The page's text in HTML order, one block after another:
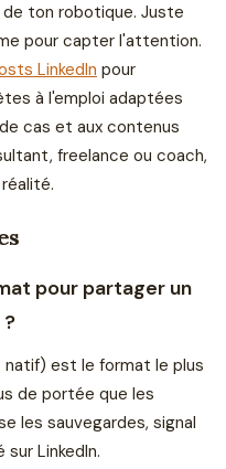
ton robotique. Juste
pour capter l'attention.
LinkedIn pour
à l'emploi adaptées
cas et aux contenus
freelance ou coach,
pour partager un
natif) est le format le plus
de portée que les
les sauvegardes, signal
LinkedIn.